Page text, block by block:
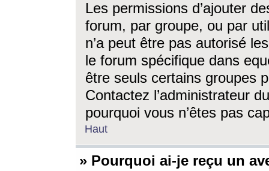
Les permissions d’ajouter
forum, par groupe, ou par
n’a peut être pas autorisé
le forum spécifique dans
être seuls certains groupes
Contactez l’administrateur
pourquoi vous n’êtes pas
Haut
» Pourquoi ai-je reçu un